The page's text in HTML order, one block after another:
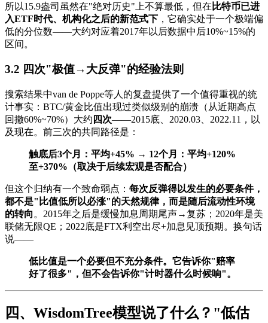
所以15.9盎司虽然在"绝对历史"上不算最低，但在 比特币已进
入ETF时代、机构化之后的新范式下 ，它确实处于一个极端偏
低的分位数——大约对应着2017年以后数据中后10%~15%的
区间。
3.2 四次"极值→大反弹"的经验法则
搜索结果中van de Poppe等人的复盘提供了一个值得重视的统
计事实：BTC/黄金比值出现过类似级别的崩溃（从近期高点
回撤60%~70%）大约 四次——2015底、2020.03、2022.11，以
及现在。前三次的共同路径是：
触底后3个月：平均+45% → 12个月：平均+120%
至+370%（取决于后续宏观是否配合）
但这个归纳有一个致命弱点： 每次反弹得以发生的必要条件，
都不是"比值低所以必涨"的天然规律，而是随后流动性环境
的转向 。2015年之后是缓慢加息周期尾声→复苏；2020年是美
联储无限QE；2022底是FTX利空出尽+加息见顶预期。换句话
说——
低比值是一个必要但不充分条件。它告诉你"赔率
好了很多"，但不会告诉你"计时器什么时候响"。
四、WisdomTree模型说了什么？"低估